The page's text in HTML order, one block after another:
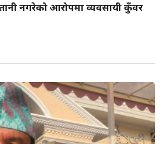
नगरेको आरोपमा व्यवसायी कुँवर